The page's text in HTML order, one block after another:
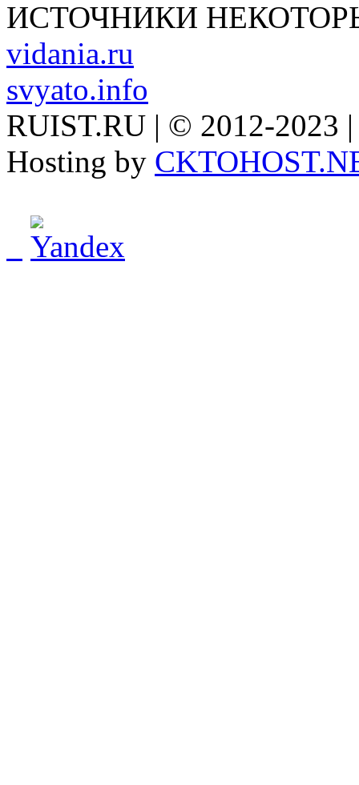
ИСТОЧНИКИ
vidania.ru
svyato.info
RUIST.RU | © 2012-2023
Hosting by